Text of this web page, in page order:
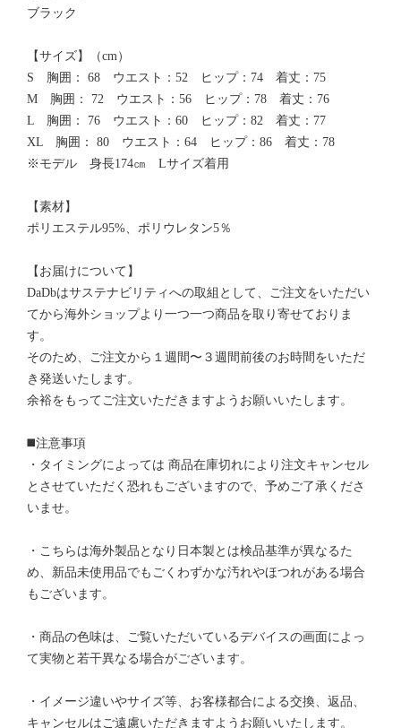
ブラック
【サイズ】（cm）
S 胸囲： 68 ウエスト：52 ヒップ：74 着丈：75
M 胸囲： 72 ウエスト：56 ヒップ：78 着丈：76
L 胸囲： 76 ウエスト：60 ヒップ：82 着丈：77
XL 胸囲： 80 ウエスト：64 ヒップ：86 着丈：78
※モデル 身長174㎝ Lサイズ着用
【素材】
ポリエステル95%、ポリウレタン5％
【お届けについて】
DaDbはサステナビリティへの取組として、ご注文をいただい
てから海外ショップより一つ一つ商品を取り寄せておりま
す。
そのため、ご注文から１週間〜３週間前後のお時間をいただ
き発送いたします。
余裕をもってご注文いただきますようお願いいたします。
◼️注意事項
・タイミングによっては 商品在庫切れにより注文キャンセル
とさせていただく恐れもございますので、予めご了承くださ
いませ。
・こちらは海外製品となり日本製とは検品基準が異なるた
め、新品未使用品でもごくわずかな汚れやほつれがある場合
もございます。
・商品の色味は、ご覧いただいているデバイスの画面によっ
て実物と若干異なる場合がございます。
・イメージ違いやサイズ等、お客様都合による交換、返品、
キャンセルはご遠慮いただきますようお願いいたします。